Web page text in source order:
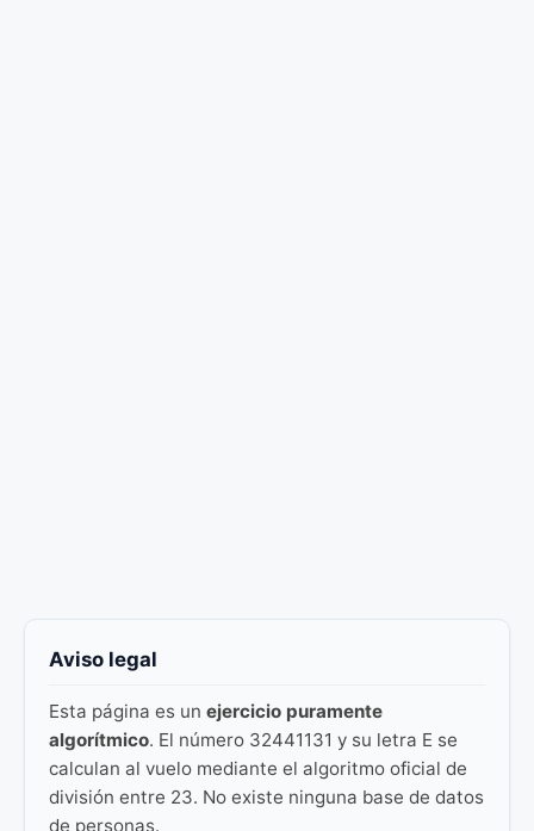
Aviso legal
Esta página es un ejercicio puramente
algorítmico. El número 32441131 y su letra E se
calculan al vuelo mediante el algoritmo oficial de
división entre 23. No existe ninguna base de datos
de personas.